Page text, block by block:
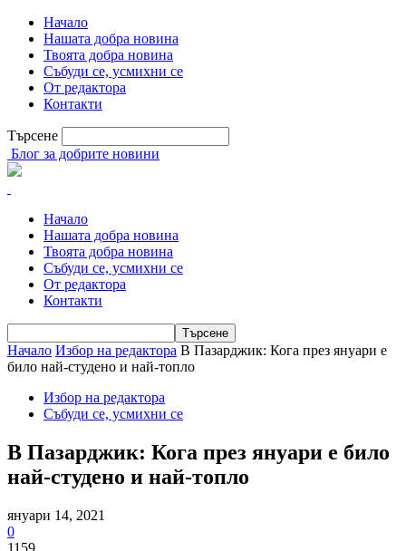
Начало
Нашата добра новина
Твоята добра новина
Събуди се, усмихни се
От редактора
Контакти
Търсене
Блог за добрите новини
Начало
Нашата добра новина
Твоята добра новина
Събуди се, усмихни се
От редактора
Контакти
Начало Избор на редактора В Пазарджик: Кога през януари е
било най-студено и най-топло
Избор на редактора
Събуди се, усмихни се
В Пазарджик: Кога през януари е било
най-студено и най-топло
януари 14, 2021
0
1159